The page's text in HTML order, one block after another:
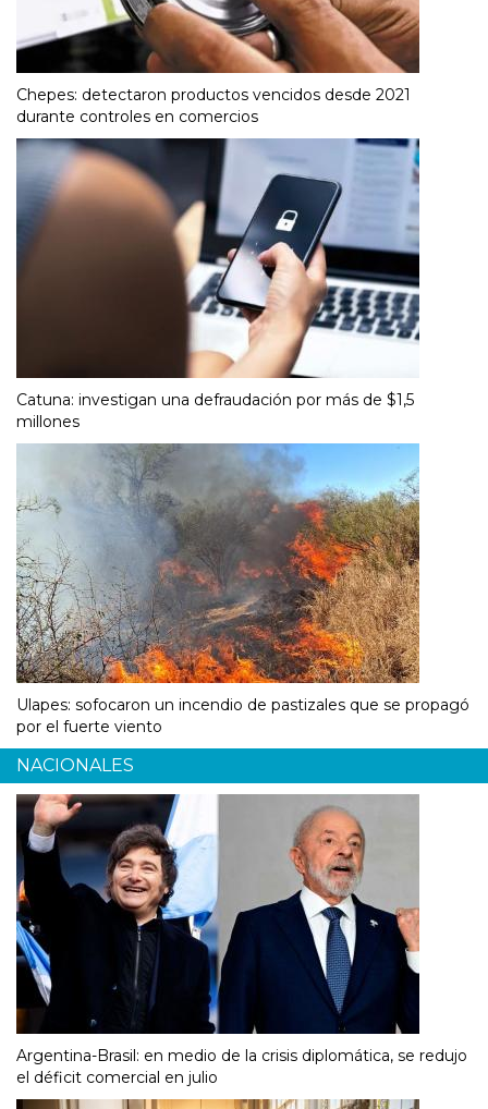
Chepes: detectaron productos vencidos desde 2021
durante controles en comercios
Catuna: investigan una defraudación por más de $1,5
millones
Ulapes: sofocaron un incendio de pastizales que se propagó
por el fuerte viento
NACIONALES
Argentina-Brasil: en medio de la crisis diplomática, se redujo
el déficit comercial en julio